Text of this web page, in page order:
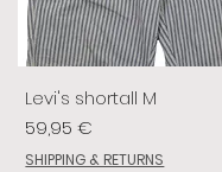
Levi's shortall M
Prix
59,95 €
SHIPPING & RETURNS